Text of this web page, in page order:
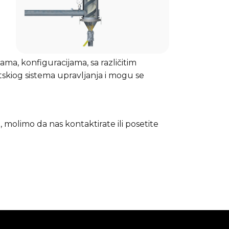
konfiguracijama, sa različitim
sistema upravljanja i mogu se
molimo da nas kontaktirate ili posetite